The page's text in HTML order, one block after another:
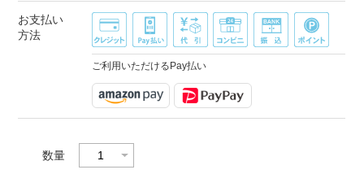
お支払い
方法
ご利用いただけるPay払い
数量